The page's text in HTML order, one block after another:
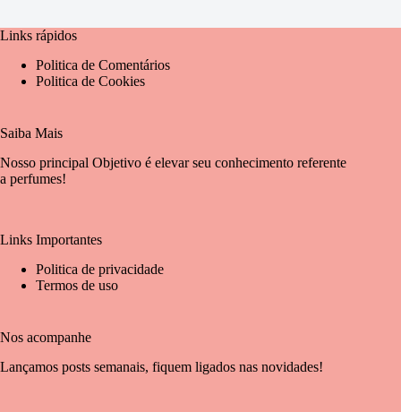
Links rápidos
Politica de Comentários
Politica de Cookies
Saiba Mais
Nosso principal Objetivo é elevar seu conhecimento referente
a perfumes!
Links Importantes
Politica de privacidade
Termos de uso
Nos acompanhe
Lançamos posts semanais, fiquem ligados nas novidades!